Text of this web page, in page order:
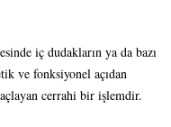
iç dudakların ya da bazı
ve fonksiyonel açıdan
cerrahi bir işlemdir.